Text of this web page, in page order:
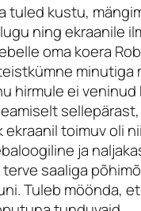
tuled kustu,
ning ekraanile
oma koera
minutiga
hirmule ei
ekraanil toimuv oli nii
ja
saaliga
Tuleb möönda,